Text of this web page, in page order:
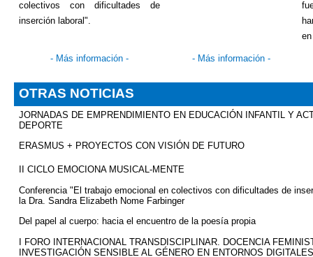
colectivos con dificultades de
inserción laboral".
- Más información - - Más información -
OTRAS NOTICIAS
JORNADAS DE EMPRENDIMIENTO EN EDUCACIÓN INFANTIL Y
DEPORTE
ERASMUS + PROYECTOS CON VISIÓN DE FUTURO
II CICLO EMOCIONA MUSICAL-MENTE
Conferencia "El trabajo emocional en colectivos con dificultades de
la Dra. Sandra Elizabeth Nome Farbinger
Del papel al cuerpo: hacia el encuentro de la poesía propia
I FORO INTERNACIONAL TRANSDISCIPLINAR. DOCENCIA
INVESTIGACIÓN SENSIBLE AL GÉNERO EN ENTORNOS